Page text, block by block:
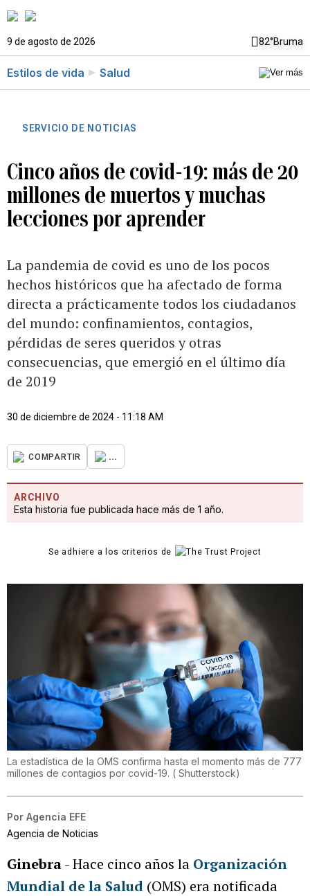
9 de agosto de 2026 82°Bruma
Estilos de vida Salud
SERVICIO DE NOTICIAS
Cinco años de covid-19: más de 20
millones de muertos y muchas
lecciones por aprender
La pandemia de covid es uno de los pocos
hechos históricos que ha afectado de forma
directa a prácticamente todos los ciudadanos
del mundo: confinamientos, contagios,
pérdidas de seres queridos y otras
consecuencias, que emergió en el último día
de 2019
30 de diciembre de 2024 - 11:18 AM
COMPARTIR ...
ARCHIVO
Esta historia fue publicada hace más de 1 año.
Se adhiere a los criterios de
La estadística de la OMS confirma hasta el momento más de 777
millones de contagios por covid-19. ( Shutterstock)
Por Agencia EFE
Agencia de Noticias
Ginebra- Hace cinco años la Organización
Mundial de la Salud (OMS) era notificada